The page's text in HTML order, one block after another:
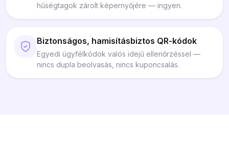
hűségtagok zárolt képernyőjére — ingyen.
Biztonságos, hamisításbiztos QR-kódok
Egyedi ügyfélkódok valós idejű ellenőrzéssel —
nincs dupla beolvasás, nincs kuponcsalás.